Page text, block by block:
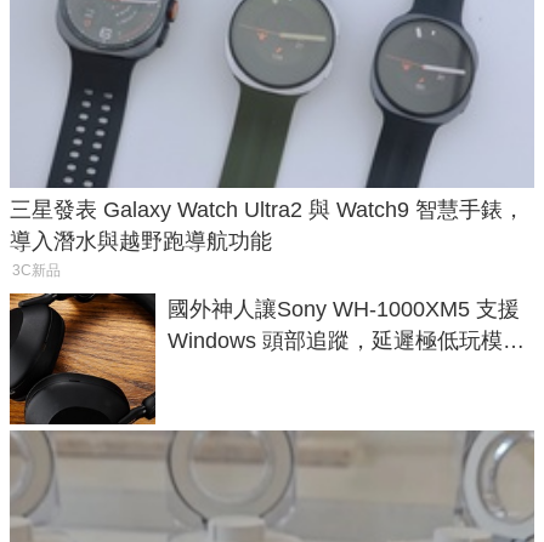
三星發表 Galaxy Watch Ultra2 與 Watch9 智慧手錶，
導入潛水與越野跑導航功能
3C新品
國外神人讓Sony WH-1000XM5 支援
Windows 頭部追蹤，延遲極低玩模擬